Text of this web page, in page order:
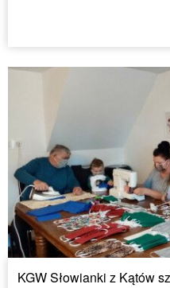
KGW Słowianki z Kątów